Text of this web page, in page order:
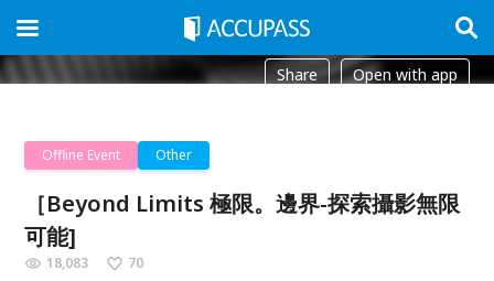
Share Open with app
Offline Event Other
［Beyond Limits 極限。邊界-探索攝影無限
可能]
18,083 70